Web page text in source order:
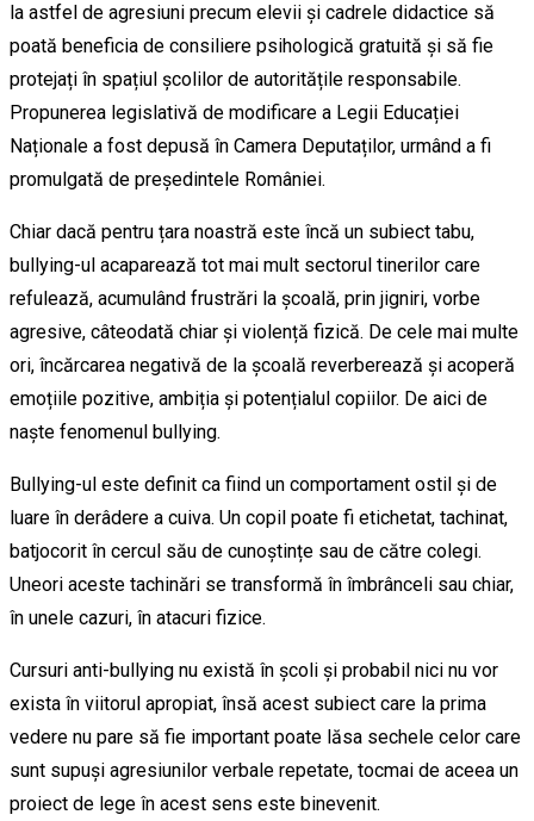
la astfel de agresiuni precum elevii și cadrele didactice să
poată beneficia de consiliere psihologică gratuită și să fie
protejați în spațiul școlilor de autoritățile responsabile.
Propunerea legislativă de modificare a Legii Educației
Naționale a fost depusă în Camera Deputaților, urmând a fi
promulgată de președintele României.
Chiar dacă pentru țara noastră este încă un subiect tabu,
bullying-ul acaparează tot mai mult sectorul tinerilor care
refulează, acumulând frustrări la școală, prin jigniri, vorbe
agresive, câteodată chiar și violență fizică. De cele mai multe
ori, încărcarea negativă de la școală reverberează și acoperă
emoțiile pozitive, ambiția și potențialul copiilor. De aici de
naște fenomenul bullying.
Bullying-ul este definit ca fiind un comportament ostil și de
luare în derâdere a cuiva. Un copil poate fi etichetat, tachinat,
batjocorit în cercul său de cunoștințe sau de către colegi.
Uneori aceste tachinări se transformă în îmbrânceli sau chiar,
în unele cazuri, în atacuri fizice.
Cursuri anti-bullying nu există în școli și probabil nici nu vor
exista în viitorul apropiat, însă acest subiect care la prima
vedere nu pare să fie important poate lăsa sechele celor care
sunt supuși agresiunilor verbale repetate, tocmai de aceea un
proiect de lege în acest sens este binevenit.